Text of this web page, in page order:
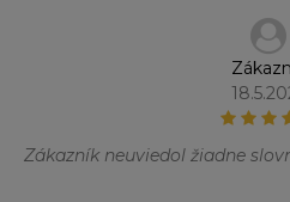
Zákazník neuviedol žiadne